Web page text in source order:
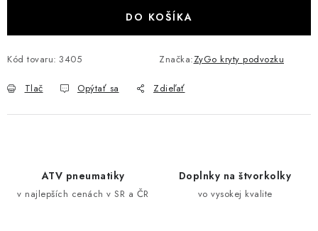
SUZUKI KINGQUAD 700/750 LTA
CF MOTO X450/X520/X550/X625
DO KOŠÍKA
Kód tovaru: 3405 Značka:ZyGo kryty podvozku
Tlač Opýtať sa Zdieľať
ATV pneumatiky
v najlepších cenách v SR a ČR
Doplnky na štvorkolky
vo vysokej kvalite